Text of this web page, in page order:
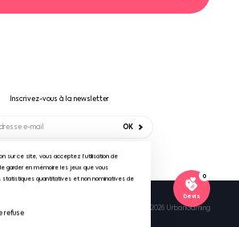
sur ce site, vous acceptez l’utilisation de
garder en mémoire les jeux que vous
quantitatives et non nominatives de
refuse
Inscrivez-vous à la newsletter
OK
nous sur
CGV UrbanGaming © 2026 UrbanGaming
Devis
0